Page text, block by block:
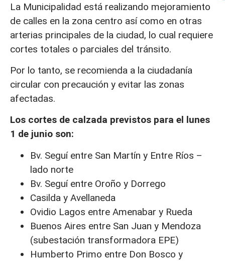
La Municipalidad está realizando mejoramiento
de calles en la zona centro así como en otras
arterias principales de la ciudad, lo cual requiere
cortes totales o parciales del tránsito.
Por lo tanto, se recomienda a la ciudadanía
circular con precaución y evitar las zonas
afectadas.
Los cortes de calzada previstos para el lunes
1 de junio son:
Bv. Seguí entre San Martín y Entre Ríos –
lado norte
Bv. Seguí entre Oroño y Dorrego
Casilda y Avellaneda
Ovidio Lagos entre Amenabar y Rueda
Buenos Aires entre San Juan y Mendoza
(subestación transformadora EPE)
Humberto Primo entre Don Bosco y